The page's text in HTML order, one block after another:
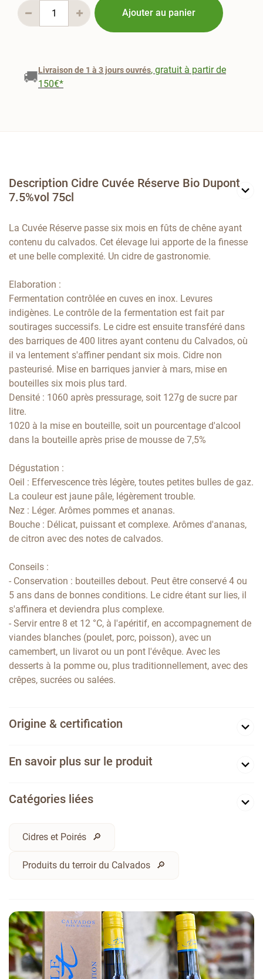
Ajouter au panier
🚚Livraison de 1 à 3 jours ouvrés, gratuit à partir de
150€*
Description Cidre Cuvée Réserve Bio Dupont
7.5%vol 75cl
La Cuvée Réserve passe six mois en fûts de chêne ayant
contenu du calvados. Cet élevage lui apporte de la finesse
et une belle complexité. Un cidre de gastronomie.
Elaboration :
Fermentation contrôlée en cuves en inox. Levures
indigènes. Le contrôle de la fermentation est fait par
soutirages successifs. Le cidre est ensuite transféré dans
des barriques de 400 litres ayant contenu du Calvados, où
il va lentement s'affiner pendant six mois. Cidre non
pasteurisé. Mise en barriques janvier à mars, mise en
bouteilles six mois plus tard.
Densité : 1060 après pressurage, soit 127g de sucre par
litre.
1020 à la mise en bouteille, soit un pourcentage d'alcool
dans la bouteille après prise de mousse de 7,5%
Dégustation :
Oeil : Effervescence très légère, toutes petites bulles de gaz.
La couleur est jaune pâle, légèrement trouble.
Nez : Léger. Arômes pommes et ananas.
Bouche : Délicat, puissant et complexe. Arômes d'ananas,
de citron avec des notes de calvados.
Conseils :
- Conservation : bouteilles debout. Peut être conservé 4 ou
5 ans dans de bonnes conditions. Le cidre étant sur lies, il
s'affinera et deviendra plus complexe.
- Servir entre 8 et 12 °C, à l'apéritif, en accompagnement de
viandes blanches (poulet, porc, poisson), avec un
camembert, un livarot ou un pont l'évêque. Avec les
desserts à la pomme ou, plus traditionnellement, avec des
crêpes, sucrées ou salées.
Origine & certification
En savoir plus sur le produit
Catégories liées
Cidres et Poirés
Produits du terroir du Calvados